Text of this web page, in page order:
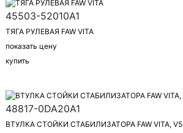
45503-52010A1
ТЯГА РУЛЕВАЯ FAW VITA
показать цену
купить
48817-0DA20A1
ВТУЛКА СТОЙКИ СТАБИЛИЗАТОРА FAW VITA, V5